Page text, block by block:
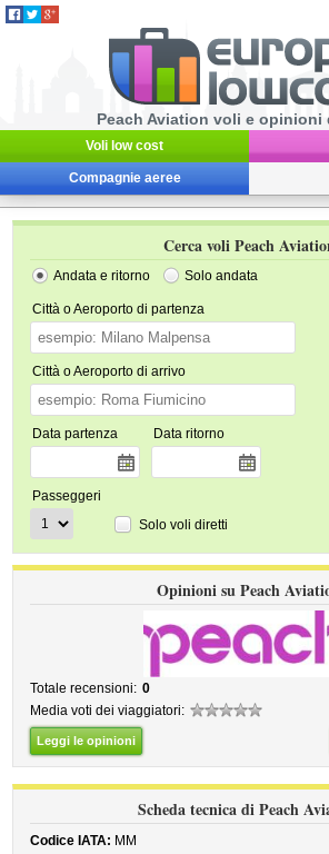
Peach Aviation voli e opinioni
Voli low cost
Compagnie aeree
Cerca voli Peach
Andata e ritorno Solo andata
Città o Aeroporto di partenza
Città o Aeroporto di arrivo
Data partenza Data ritorno
Passeggeri
Solo voli diretti
Opinioni su Peach
Totale recensioni: 0
Media voti dei viaggiatori:
Leggi le opinioni
Scheda tecnica di Peach
Codice IATA: MM